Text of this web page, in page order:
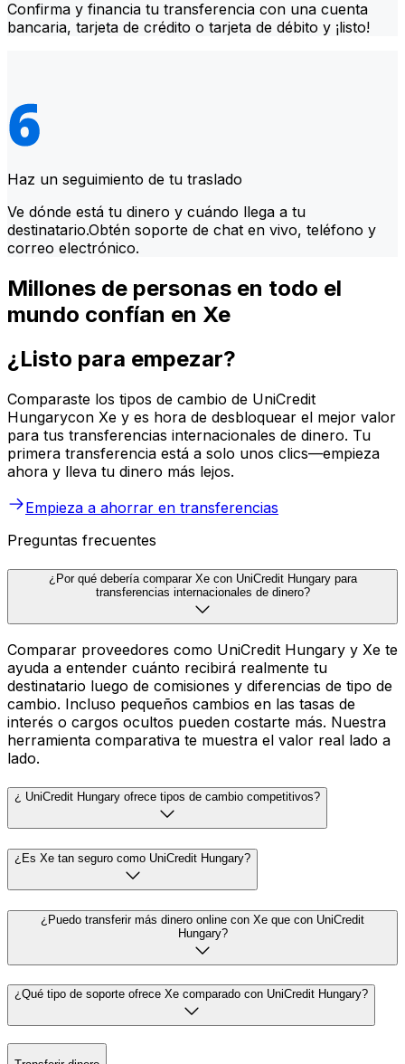
Confirma y financia tu transferencia con una cuenta
bancaria, tarjeta de crédito o tarjeta de débito y ¡listo!
Haz un seguimiento de tu traslado
Ve dónde está tu dinero y cuándo llega a tu
destinatario.Obtén soporte de chat en vivo, teléfono y
correo electrónico.
Millones de personas en todo el
mundo confían en Xe
¿Listo para empezar?
Comparaste los tipos de cambio de UniCredit
Hungarycon Xe y es hora de desbloquear el mejor valor
para tus transferencias internacionales de dinero. Tu
primera transferencia está a solo unos clics—empieza
ahora y lleva tu dinero más lejos.
Empieza a ahorrar en transferencias
Preguntas frecuentes
¿Por qué debería comparar Xe con UniCredit Hungary para
transferencias internacionales de dinero?
Comparar proveedores como UniCredit Hungary y Xe te
ayuda a entender cuánto recibirá realmente tu
destinatario luego de comisiones y diferencias de tipo de
cambio. Incluso pequeños cambios en las tasas de
interés o cargos ocultos pueden costarte más. Nuestra
herramienta comparativa te muestra el valor real lado a
lado.
¿ UniCredit Hungary ofrece tipos de cambio competitivos?
¿Es Xe tan seguro como UniCredit Hungary?
¿Puedo transferir más dinero online con Xe que con UniCredit
Hungary?
¿Qué tipo de soporte ofrece Xe comparado con UniCredit Hungary?